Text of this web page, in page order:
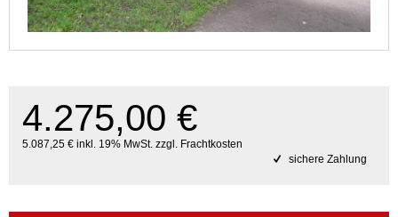
4.275,00 €
5.087,25 € inkl. 19% MwSt. zzgl. Frachtkosten
sichere Zahlung